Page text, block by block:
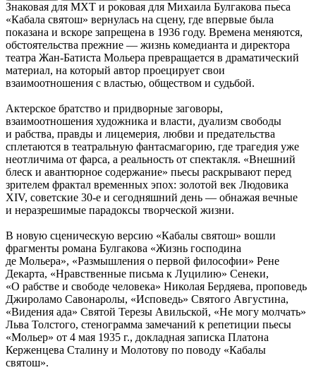
Знаковая для МХТ и роковая для Михаила Булгакова пьеса
«Кабала святош» вернулась на сцену, где впервые была
показана и вскоре запрещена в 1936 году. Времена меняются,
обстоятельства прежние — жизнь комедианта и директора
театра Жан-Батиста Мольера превращается в драматический
материал, на который автор проецирует свои
взаимоотношения с властью, обществом и судьбой.
Актерское братство и придворные заговоры,
взаимоотношения художника и власти, дуализм свободы
и рабства, правды и лицемерия, любви и предательства
сплетаются в театральную фантасмагорию, где трагедия уже
неотличима от фарса, а реальность от спектакля. «Внешний
блеск и авантюрное содержание» пьесы раскрывают перед
зрителем фрактал временных эпох: золотой век Людовика
XIV, советские 30-е и сегодняшний день — обнажая вечные
и неразрешимые парадоксы творческой жизни.
В новую сценическую версию «Кабалы святош» вошли
фрагменты романа Булгакова «Жизнь господина
де Мольера», «Размышления о первой философии» Рене
Декарта, «Нравственные письма к Луцилию» Сенеки,
«О рабстве и свободе человека» Николая Бердяева, проповедь
Джироламо Савонаролы, «Исповедь» Святого Августина,
«Видения ада» Святой Терезы Авильской, «Не могу молчать»
Льва Толстого, cтенограмма замечаний к репетиции пьесы
«Мольер» от 4 мая 1935 г., докладная записка Платона
Керженцева Сталину и Молотову по поводу «Кабалы
cвятош».